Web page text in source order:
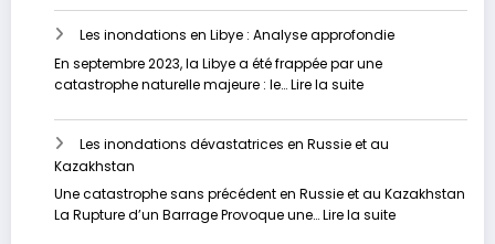
inondations
en
en
France
:
L’actualité
Les inondations en Libye : Analyse approfondie
En septembre 2023, la Libye a été frappée par une
catastrophe naturelle majeure : le…Lire la suite:
inondations
en
:
Analyse
Les inondations dévastatrices en Russie et au
Kazakhstan
Une catastrophe sans précédent en Russie et au Kazakhstan
La Rupture d’un Barrage Provoque une…Lire la suite: